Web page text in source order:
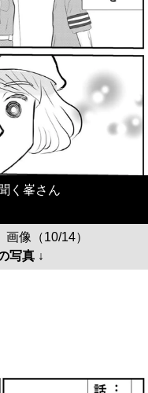
く峯さん
像（10/14）
写真 ↓